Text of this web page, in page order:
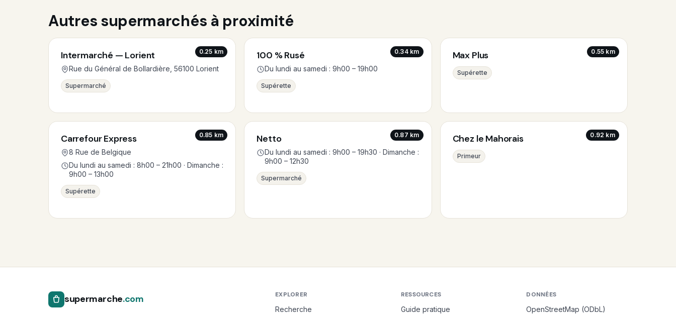
Autres supermarchés à proximité
0.25 km
Intermarché — Lorient
Rue du Général de Bollardière, 56100 Lorient
Supermarché
0.34 km
100 % Rusé
Du lundi au samedi : 9h00 – 19h00
Supérette
0.55 km
Max Plus
Supérette
0.85 km
Carrefour Express
8 Rue de Belgique
Du lundi au samedi : 8h00 – 21h00 · Dimanche :
9h00 – 13h00
Supérette
0.87 km
Netto
Du lundi au samedi : 9h00 – 19h30 · Dimanche :
9h00 – 12h30
Supermarché
0.92 km
Chez le Mahorais
Primeur
supermarche.com EXPLORER
Recherche
RESSOURCES
Guide pratique
DONNÉES
OpenStreetMap (ODbL)